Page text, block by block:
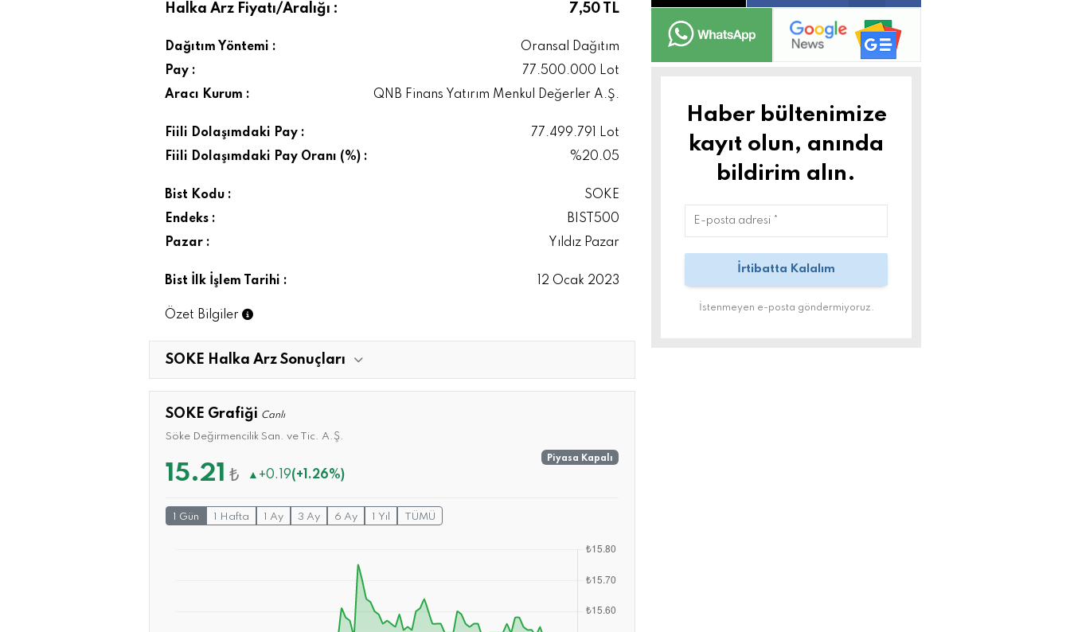
Halka Arz Fiyatı/Aralığı :
7,50 TL
Dağıtım Yöntemi :
Oransal Dağıtım
Pay :
77.500.000 Lot
Aracı Kurum :
QNB Finans Yatırım Menkul Değerler A.Ş.
Fiili Dolaşımdaki Pay :
77.499.791 Lot
Fiili Dolaşımdaki Pay Oranı (%) :
%20.05
Bist Kodu :
SOKE
Endeks :
BIST500
Pazar :
Yıldız Pazar
Bist İlk İşlem Tarihi : 12 Ocak 2023
Özet Bilgiler
SOKE Halka Arz Sonuçları
SOKE Grafiği Canlı
Söke Değirmencilik San. ve Tic. A.Ş.
15.21 ₺ ▲ +0.19(+1.26%)
Piyasa Kapalı
1 Gün 1 Hafta 1 Ay 3 Ay 6 Ay 1 Yıl TÜMÜ
Haber bültenimize
kayıt olun, anında
bildirim alın.
İstenmeyen e-posta göndermiyoruz.